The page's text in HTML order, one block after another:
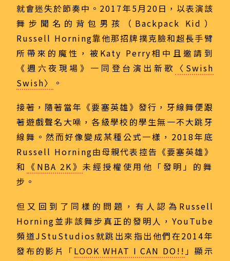
就會迷失於節奏中。2017年5月20日，以表演該
舞步聞名的背包男孩（Backpack Kid）
Russell Horning靠他那招牌撲克臉和超長手臂
所帶來的魔性，被Katy Perry相中且邀請到
《週六夜現場》一同登台演出新歌 〈Swish
Swish〉
。
接著，隨著當年《要塞英雄》發行，牙線舞便跟
著遊戲聲名大噪，各級學校的學生無一不大跳牙
線舞。然而好像變成某種公式一樣，2018年底
Russell Horning由母親代表控告《要塞英雄》
和 《NBA 2K》未經授權使用他「發明」的舞
步。
但又回到了同樣的問題，有人認為Russell
Horning並非該舞步真正的發明人，YouTube
頻道JStuStudios就跳出來指出他們在2014年
發布的影片「 LOOK WHAT I CAN DO!!」顯示